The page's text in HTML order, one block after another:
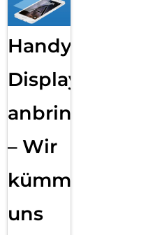
Handy
Displayfolie
anbringen
– Wir
kümmern
uns